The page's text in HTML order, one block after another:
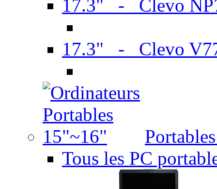
17.3" - Clevo
17.3" - Clevo
Tous les PC